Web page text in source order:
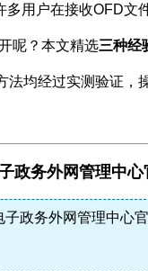
多用户在接收OFD文
呢？本文精选三种经
法均经过实测验证，
政务外网管理中心
政务外网管理中心官